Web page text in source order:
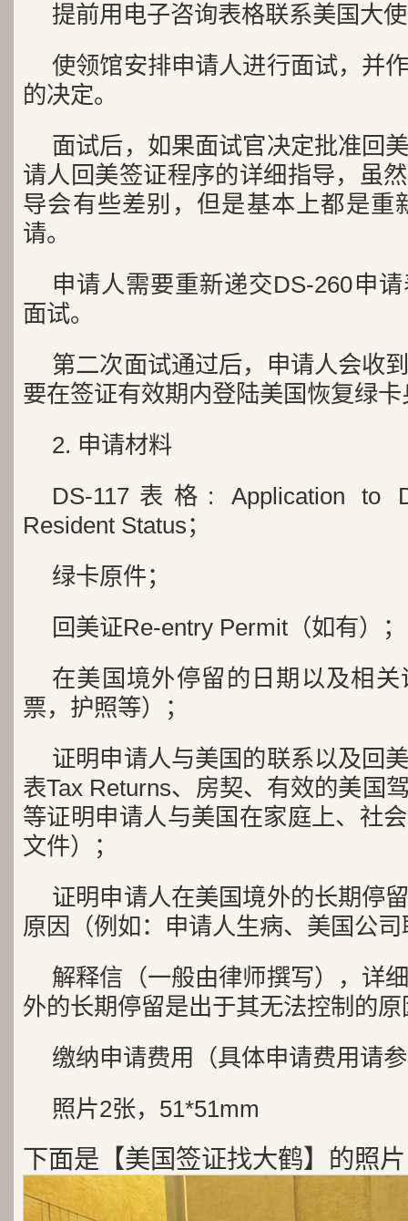
提前用电子咨询表格联系美国大
使领馆安排申请人进行面试，并
的决定。
面试后，如果面试官决定批准回
请人回美签证程序的详细指导，虽
导会有些差别，但是基本上都是重
请。
申请人需要重新递交DS-260申
面试。
第二次面试通过后，申请人会收
要在签证有效期内登陆美国恢复绿
2. 申请材料
DS-117表格: Application to
Resident Status；
绿卡原件；
回美证Re-entry Permit（如有）；
在美国境外停留的日期以及相
票，护照等）；
证明申请人与美国的联系以及回
表Tax Returns、房契、有效的美国
等证明申请人与美国在家庭上、社
文件）；
证明申请人在美国境外的长期停
原因（例如：申请人生病、美国公
解释信（一般由律师撰写），详
外的长期停留是出于其无法控制的原
缴纳申请费用（具体申请费用请
照片2张，51*51mm
下面是【美国签证找大鹤】的照片